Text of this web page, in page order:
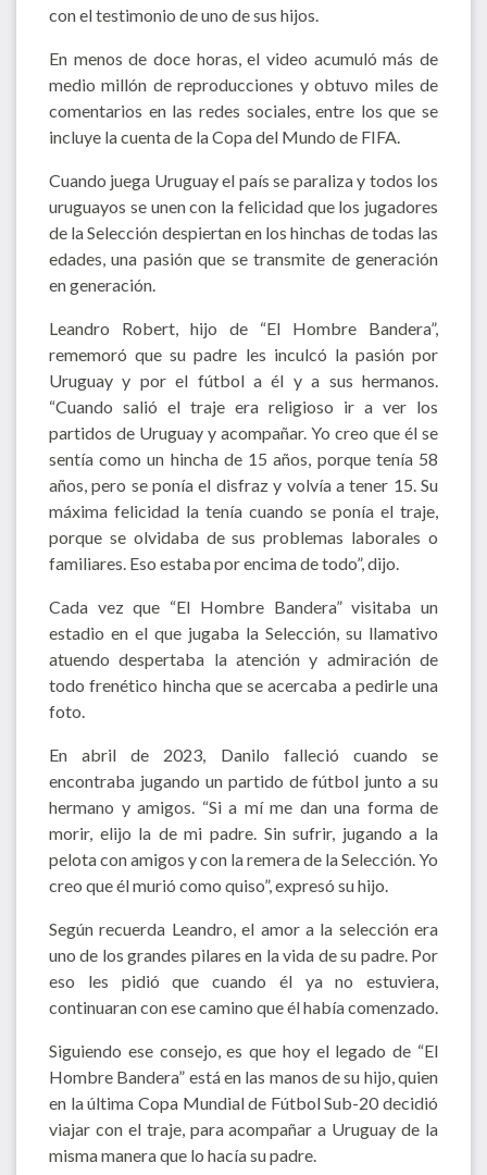
con el testimonio de uno de sus hijos.
En menos de doce horas, el video acumuló más de
medio millón de reproducciones y obtuvo miles de
comentarios en las redes sociales, entre los que se
incluye la cuenta de la Copa del Mundo de FIFA.
Cuando juega Uruguay el país se paraliza y todos los
uruguayos se unen con la felicidad que los jugadores
de la Selección despiertan en los hinchas de todas las
edades, una pasión que se transmite de generación
en generación.
Leandro Robert, hijo de “El Hombre Bandera”,
rememoró que su padre les inculcó la pasión por
Uruguay y por el fútbol a él y a sus hermanos.
“Cuando salió el traje era religioso ir a ver los
partidos de Uruguay y acompañar. Yo creo que él se
sentía como un hincha de 15 años, porque tenía 58
años, pero se ponía el disfraz y volvía a tener 15. Su
máxima felicidad la tenía cuando se ponía el traje,
porque se olvidaba de sus problemas laborales o
familiares. Eso estaba por encima de todo”, dijo.
Cada vez que “El Hombre Bandera” visitaba un
estadio en el que jugaba la Selección, su llamativo
atuendo despertaba la atención y admiración de
todo frenético hincha que se acercaba a pedirle una
foto.
En abril de 2023, Danilo falleció cuando se
encontraba jugando un partido de fútbol junto a su
hermano y amigos. “Si a mí me dan una forma de
morir, elijo la de mi padre. Sin sufrir, jugando a la
pelota con amigos y con la remera de la Selección. Yo
creo que él murió como quiso”, expresó su hijo.
Según recuerda Leandro, el amor a la selección era
uno de los grandes pilares en la vida de su padre. Por
eso les pidió que cuando él ya no estuviera,
continuaran con ese camino que él había comenzado.
Siguiendo ese consejo, es que hoy el legado de “El
Hombre Bandera” está en las manos de su hijo, quien
en la última Copa Mundial de Fútbol Sub-20 decidió
viajar con el traje, para acompañar a Uruguay de la
misma manera que lo hacía su padre.